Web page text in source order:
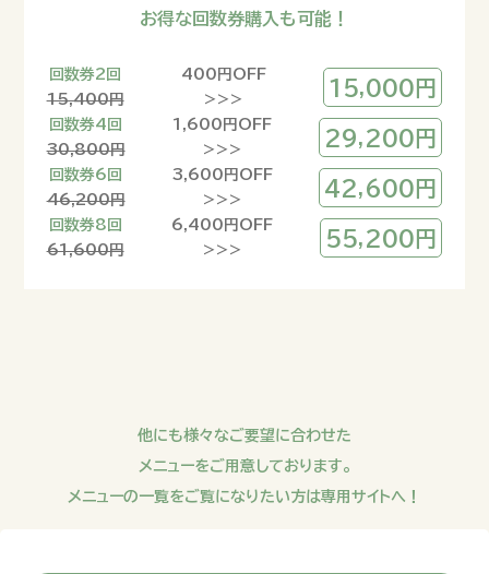
お得な回数券購入も可能！
回数券2回
15,400円
400円OFF
>>>
15,000円
回数券4回
30,800円
1,600円OFF
>>>
29,200円
回数券6回
46,200円
3,600円OFF
>>>
42,600円
回数券8回
61,600円
6,400円OFF
>>>
55,200円
他にも様々なご要望に合わせた
メニューをご用意しております。
メニューの一覧をご覧になりたい方は専用サイトへ！